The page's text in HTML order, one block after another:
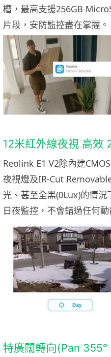
槽，最高支援256GB
片段，安防監控盡在掌握。
12米紅外線夜視 高效
Reolink E1 V2除內建
夜視燈及IR-Cut
光、甚至全黑(0Lux)的情
日夜監控，不會錯過任何動
特廣闊轉向(Pan